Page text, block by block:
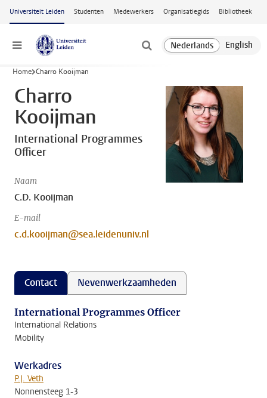
Ga naar hoofdinhoud
Universiteit Leiden Studenten Medewerkers Organisatiegids Bibliotheek
Menu
Home Charro Kooijman
Charro
Kooijman
International Programmes
Officer
Naam
C.D. Kooijman
E-mail
c.d.kooijman@sea.leidenuniv.nl
Contact Nevenwerkzaamheden
International Programmes Officer
International Relations
Mobility
Werkadres
P.J. Veth
Nonnensteeg 1-3